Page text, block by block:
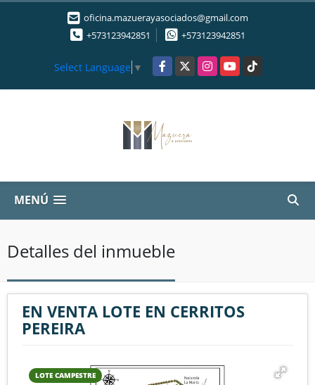
oficina.mazuerayasociados@gmail.com
+573123942851
+573123942851
Select Language ▼ Facebook
X InstagramYouTubeTikTok
MENÚ
Detalles del inmueble
EN VENTA LOTE EN CERRITOS
PEREIRA
LOTE CAMPESTRE